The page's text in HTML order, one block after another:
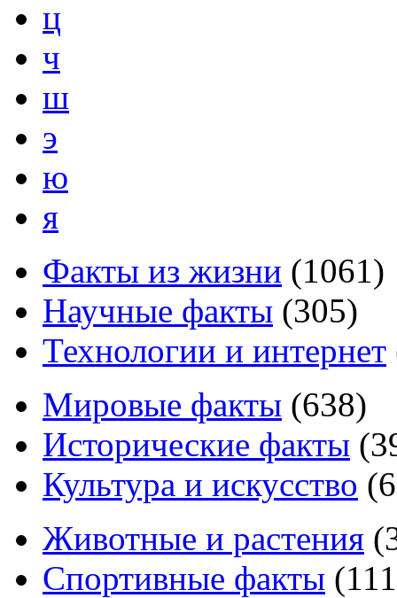
ц
ч
ш
э
ю
я
Факты из жизни (1061)
Научные факты (305)
Технологии и интернет
Мировые факты (638)
Исторические факты (
Культура и искусство (
Животные и растения (
Спортивные факты (111